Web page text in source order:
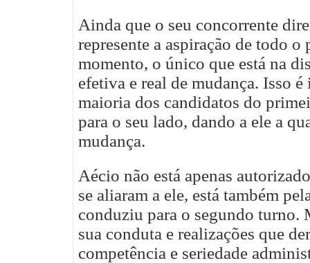
Ainda que o seu concorrente
represente a aspiração de todo
momento, o único que está na
efetiva e real de mudança. Isso
maioria dos candidatos do
para o seu lado, dando a ele a
mudança.
Aécio não está apenas
se aliaram a ele, está também
conduziu para o segundo
sua conduta e realizações que
competência e seriedade